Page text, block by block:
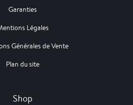
Garanties
Légales
Générales de Vente
Plan du site
Shop